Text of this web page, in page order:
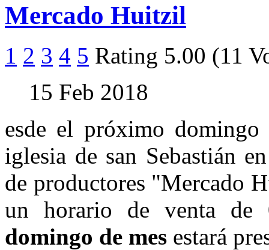
Mercado Huitzil
1 2 3 4 5 Rating 5.00 (11
15 Feb 2018
esde el próximo
iglesia de san Sebastián
de productores "Mercado
un horario de venta de
domingo de mes estará